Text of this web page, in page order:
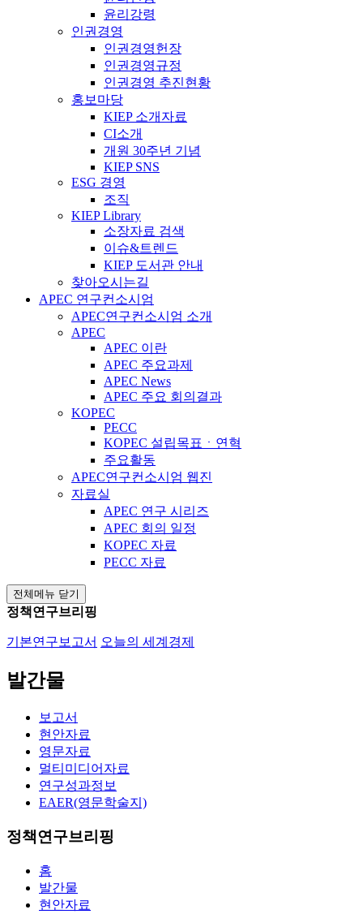
윤리강령
인권경영
인권경영헌장
인권경영규정
인권경영 추진현황
홍보마당
KIEP 소개자료
CI소개
개원 30주년 기념
KIEP SNS
ESG 경영
조직
KIEP Library
소장자료 검색
이슈&트렌드
KIEP 도서관 안내
찾아오시는길
APEC 연구컨소시엄
APEC연구컨소시엄 소개
APEC
APEC 이란
APEC 주요과제
APEC News
APEC 주요 회의결과
KOPEC
PECC
KOPEC 설립목표ㆍ연혁
주요활동
APEC연구컨소시엄 웹진
자료실
APEC 연구 시리즈
APEC 회의 일정
KOPEC 자료
PECC 자료
전체메뉴 닫기
정책연구브리핑
기본연구보고서 오늘의 세계경제
발간물
보고서
현안자료
영문자료
멀티미디어자료
연구성과정보
EAER(영문학술지)
정책연구브리핑
홈
발간물
현안자료